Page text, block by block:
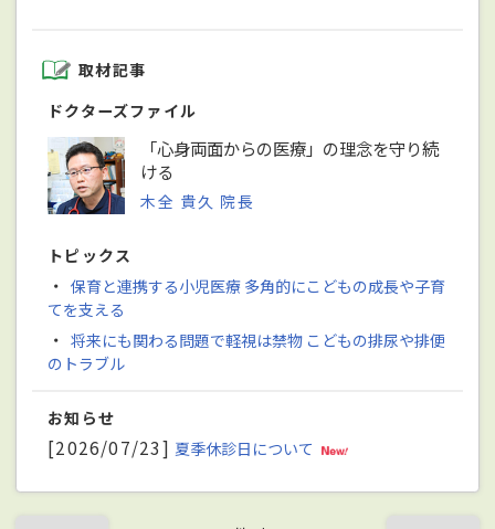
取材記事
ドクターズファイル
「心身両面からの医療」の理念を守り続
ける
木全 貴久 院長
トピックス
・ 保育と連携する小児医療 多角的にこどもの成長や子育
てを支える
・ 将来にも関わる問題で軽視は禁物 こどもの排尿や排便
のトラブル
お知らせ
[2026/07/23] 夏季休診日について